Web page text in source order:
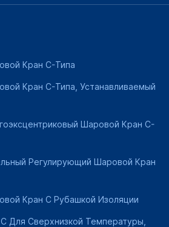
Кран C-Типа
Кран C-Типа, Устанавливаемый
Шаровой Кран C-
Регулирующий Шаровой Кран
Кран С Рубашкой Изоляции
Для Сверхнизкой Температуры,